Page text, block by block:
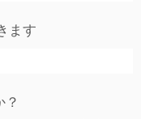
ます